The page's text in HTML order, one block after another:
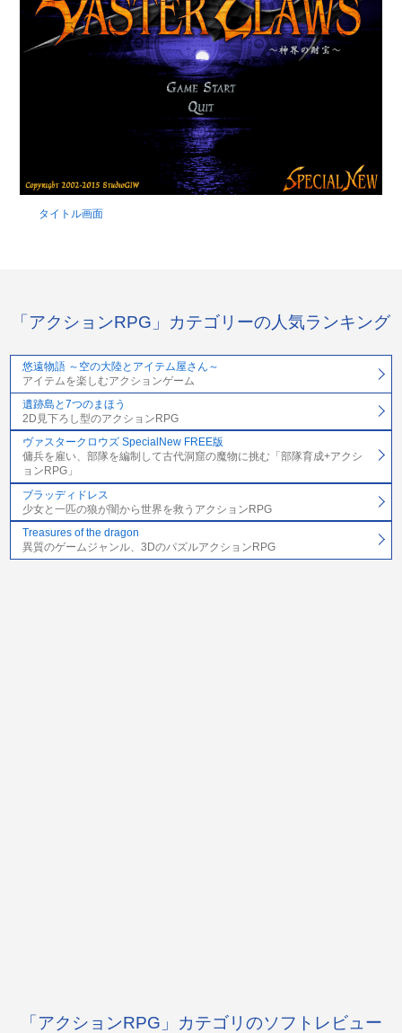
タイトル画面
「アクションRPG」カテゴリーの人気ランキング
悠遠物語 ～空の大陸とアイテム屋さん～
アイテムを楽しむアクションゲーム
遺跡島と7つのまほう
2D見下ろし型のアクションRPG
ヴァスタークロウズ SpecialNew FREE版
傭兵を雇い、部隊を編制して古代洞窟の魔物に挑む「部隊育成+アクシ
ョンRPG」
ブラッディドレス
少女と一匹の狼が闇から世界を救うアクションRPG
Treasures of the dragon
異質のゲームジャンル、3DのパズルアクションRPG
「アクションRPG」カテゴリのソフトレビュー